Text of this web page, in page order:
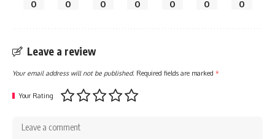
0 0 0 0 0 0 0
Leave a review
Your email address will not be published. Required fields are marked *
Your Rating